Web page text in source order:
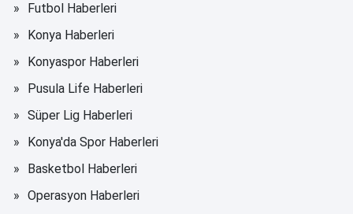
Futbol Haberleri
Konya Haberleri
Konyaspor Haberleri
Pusula Life Haberleri
Süper Lig Haberleri
Konya'da Spor Haberleri
Basketbol Haberleri
Operasyon Haberleri